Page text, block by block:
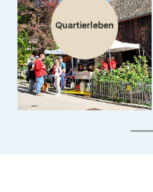
Quartierleben